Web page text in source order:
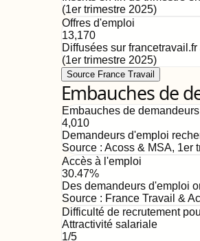
(1er trimestre 2025)
Offres d'emploi
13,170
Diffusées sur
(1er trimestre 2025)
Source France Travail
Embauches de
Embauches de
4,010
Demandeurs d'emploi
Source : Acoss & MSA, 1er
Accès à l'emploi
30.47%
Des demandeurs d'emploi
Source : France Travail &
Difficulté de recrutement
Attractivité salariale
1/5